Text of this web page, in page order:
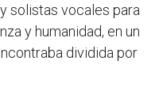
solistas vocales para
y humanidad, en un
dividida por